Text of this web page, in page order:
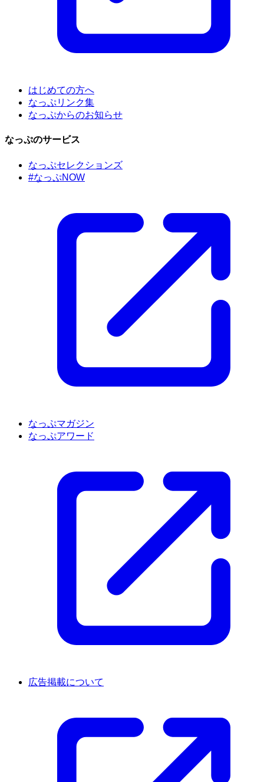
はじめての方へ
なっぷリンク集
なっぷからのお知らせ
なっぷのサービス
なっぷセレクションズ
#なっぷNOW
なっぷマガジン
なっぷアワード
広告掲載について